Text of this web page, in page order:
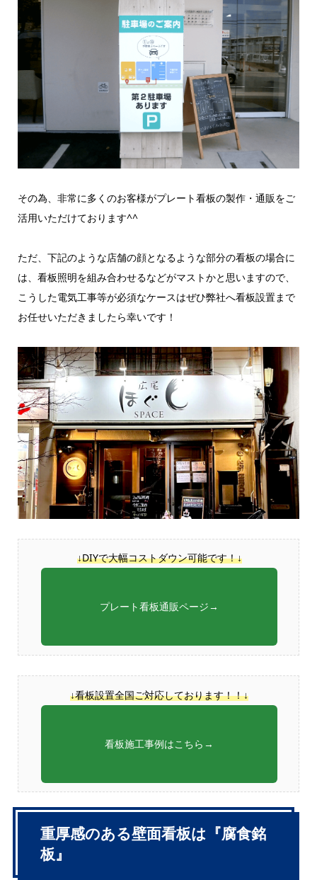
その為、非常に多くのお客様がプレート看板の製作・通販をご
活用いただけております^^
ただ、下記のような店舗の顔となるような部分の看板の場合に
は、看板照明を組み合わせるなどがマストかと思いますので、
こうした電気工事等が必須なケースはぜひ弊社へ看板設置まで
お任せいただきましたら幸いです！
↓DIYで大幅コストダウン可能です！↓
プレート看板通販ページ→
↓看板設置全国ご対応しております！！↓
看板施工事例はこちら→
重厚感のある壁面看板は『腐食銘
板』